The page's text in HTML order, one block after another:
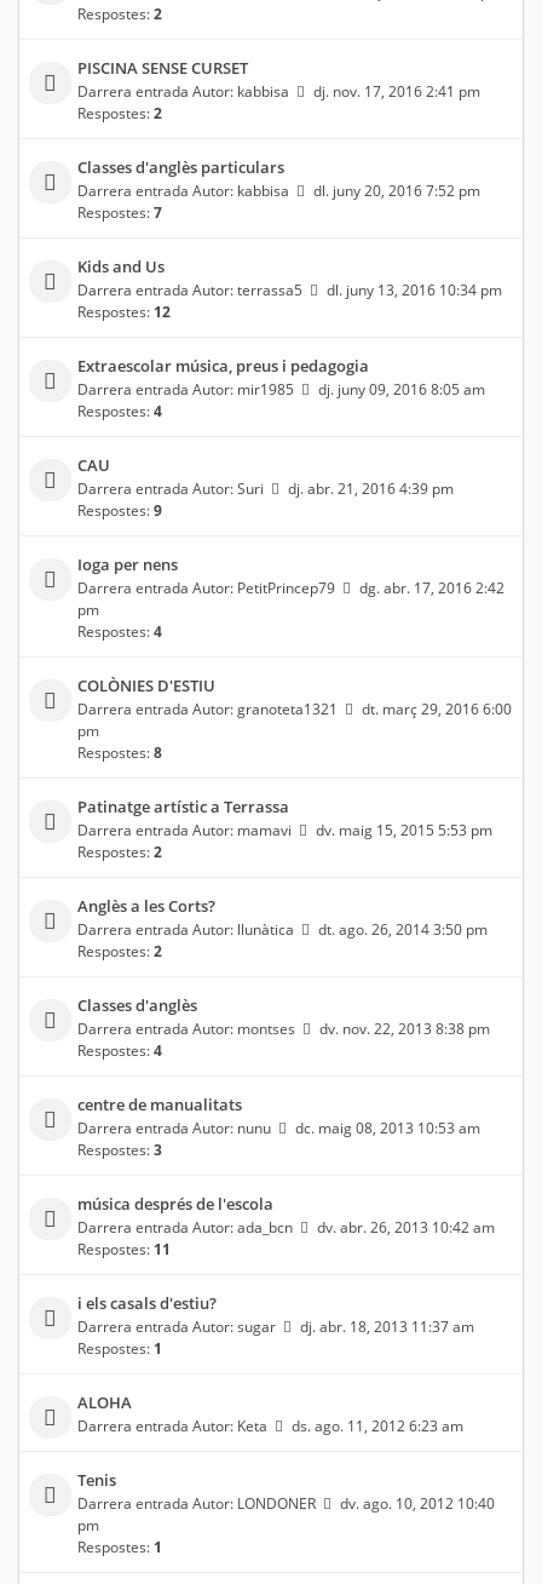
Respostes:2
PISCINA SENSE CURSET
Darrera entrada Autor: kabbisa
dj. nov. 17, 2016 2:41 pm
Respostes:2
Classes d'anglès particulars
Darrera entrada Autor: kabbisa
dl. juny 20, 2016 7:52 pm
Respostes:7
Kids and Us
Darrera entrada Autor:terrassa5
dl. juny 13, 2016 10:34 pm
Respostes: 12
Extraescolar música, preus i pedagogia
Darrera entrada Autor: mir1985
dj. juny 09, 2016 8:05 am
Respostes:4
CAU
Darrera entrada Autor:Suri
dj. abr. 21, 2016 4:39 pm
Respostes:9
Ioga per nens
Darrera entrada Autor: PetitPrincep79
dg. abr. 17, 2016 2:42
pm
Respostes:4
COLÒNIES D'ESTIU
Darrera entrada Autor:granoteta1321
dt. març 29, 2016 6:00
pm
Respostes:8
Patinatge artístic a Terrassa
Darrera entrada Autor: mamavi
dv. maig 15, 2015 5:53 pm
Respostes:2
Anglès a les Corts?
Darrera entrada Autor: llunàtica
dt. ago. 26, 2014 3:50 pm
Respostes:2
Classes d'anglès
Darrera entrada Autor: montses
dv. nov. 22, 2013 8:38 pm
Respostes:4
centre de manualitats
Darrera entrada Autor: nunu
dc. maig 08, 2013 10:53 am
Respostes:3
música després de l'escola
Darrera entrada Autor:ada_bcn
dv. abr. 26, 2013 10:42 am
Respostes: 11
i els casals d'estiu?
Darrera entrada Autor:sugar
dj. abr. 18, 2013 11:37 am
Respostes: 1
ALOHA
Darrera entrada Autor: Keta ds. ago. 11, 2012 6:23 am
Tenis
Darrera entrada Autor: LONDONER
dv. ago. 10, 2012 10:40
pm
Respostes: 1